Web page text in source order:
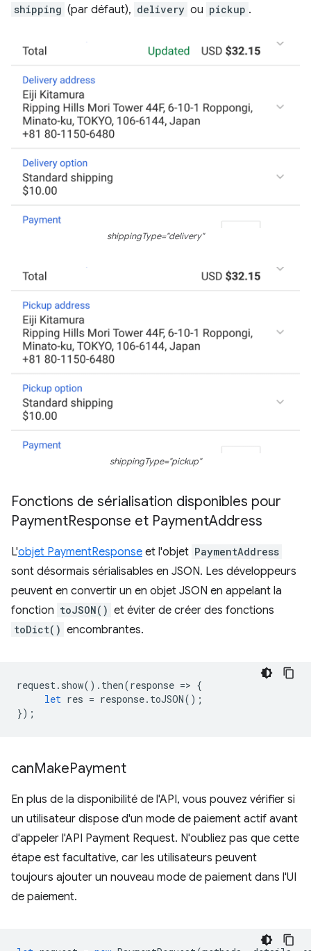
shipping (par défaut), delivery ou pickup .
shippingType="delivery"
shippingType="pickup"
Fonctions de sérialisation disponibles pour
PaymentResponse et PaymentAddress
L'objet PaymentResponse et l'objet PaymentAddress
sont désormais sérialisables en JSON. Les développeurs
peuvent en convertir un en objet JSON en appelant la
fonction toJSON() et éviter de créer des fonctions
toDict() encombrantes.
request. show(). then(response => {
let res = response. toJSON();
});
canMakePayment
En plus de la disponibilité de l'API, vous pouvez vérifier si
un utilisateur dispose d'un mode de paiement actif avant
d'appeler l'API Payment Request. N'oubliez pas que cette
étape est facultative, car les utilisateurs peuvent
toujours ajouter un nouveau mode de paiement dans l'UI
de paiement.